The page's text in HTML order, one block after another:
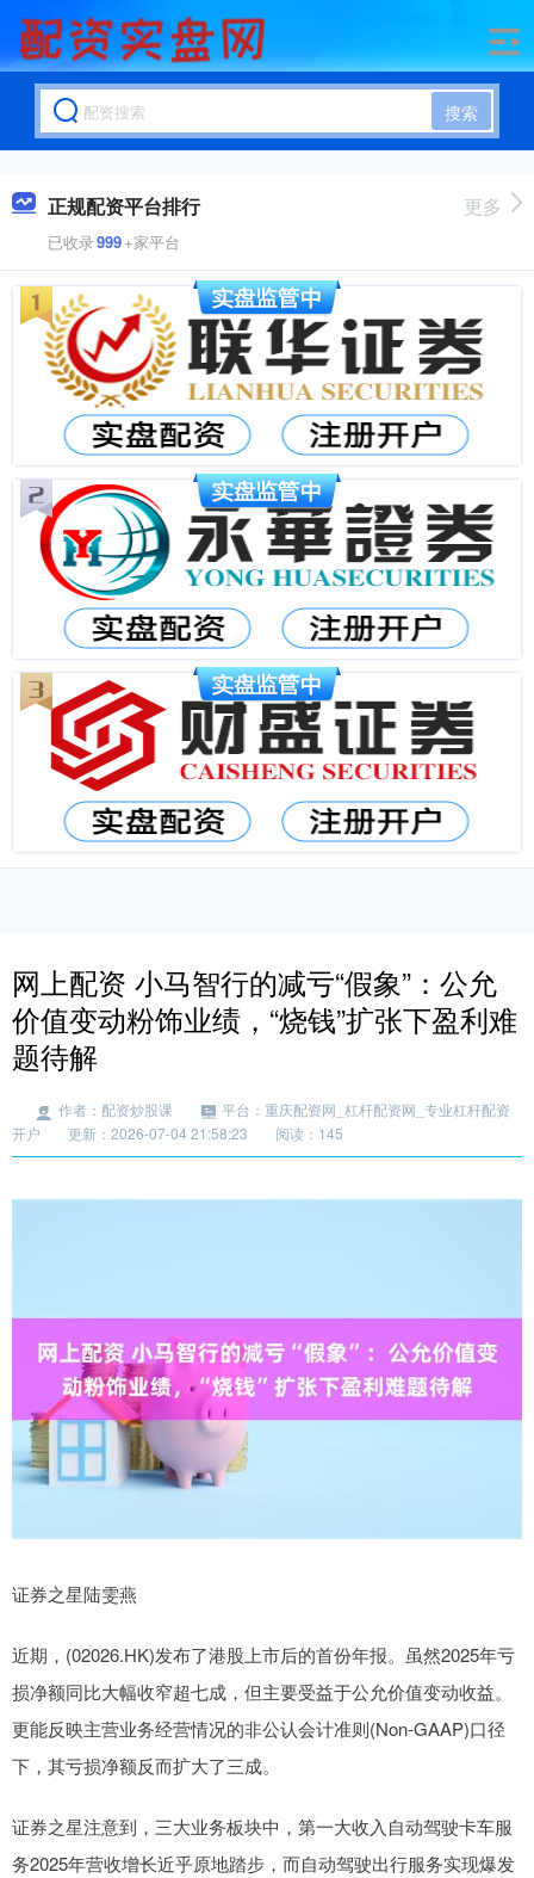
搜索
正规配资平台排行
已收录999+家平台
更多
网上配资 小马智行的减亏“假象”：公允
价值变动粉饰业绩，“烧钱”扩张下盈利难
题待解
作者：配资炒股课
平台：重庆配资网_杠杆配资网_专业杠杆配资
开户
更新：2026-07-04 21:58:23 阅读：145
证券之星陆雯燕
近期，(02026.HK)发布了港股上市后的首份年报。虽然2025年亏
损净额同比大幅收窄超七成，但主要受益于公允价值变动收益。
更能反映主营业务经营情况的非公认会计准则(Non-GAAP)口径
下，其亏损净额反而扩大了三成。
证券之星注意到，三大业务板块中，第一大收入自动驾驶卡车服
务2025年营收增长近乎原地踏步，而自动驾驶出行服务实现爆发